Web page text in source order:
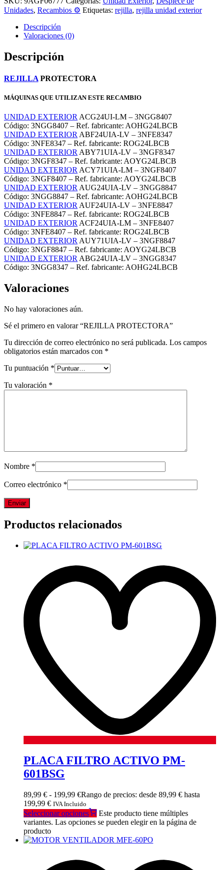
Unidades, Recambios ⚙️ Etiquetas: rejilla, rejilla unidad exterior
Descripción
Valoraciones (0)
Descripción
REJILLA PROTECTORA
MÁQUINAS QUE UTILIZAN ESTE RECAMBIO
UNIDAD EXTERIOR ACG24UI-LM – 3NGG8407
Código: 3NGG8407 – Ref. fabricante: AOHG24LBCB
UNIDAD EXTERIOR ABF24UIA-LV – 3NFE8347
Código: 3NFE8347 – Ref. fabricante: ROG24LBCB
UNIDAD EXTERIOR ABY71UIA-LV – 3NGF8347
Código: 3NGF8347 – Ref. fabricante: AOYG24LBCB
UNIDAD EXTERIOR ACY71UIA-LM – 3NGF8407
Código: 3NGF8407 – Ref. fabricante: AOYG24LBCB
UNIDAD EXTERIOR AUG24UIA-LV – 3NGG8847
Código: 3NGG8847 – Ref. fabricante: AOHG24LBCB
UNIDAD EXTERIOR AUF24UIA-LV – 3NFE8847
Código: 3NFE8847 – Ref. fabricante: ROG24LBCB
UNIDAD EXTERIOR ACF24UIA-LM – 3NFE8407
Código: 3NFE8407 – Ref. fabricante: ROG24LBCB
UNIDAD EXTERIOR AUY71UIA-LV – 3NGF8847
Código: 3NGF8847 – Ref. fabricante: AOYG24LBCB
UNIDAD EXTERIOR ABG24UIA-LV – 3NGG8347
Código: 3NGG8347 – Ref. fabricante: AOHG24LBCB
Valoraciones
No hay valoraciones aún.
Sé el primero en valorar “REJILLA PROTECTORA”
Tu dirección de correo electrónico no será publicada. Los campos
obligatorios están marcados con *
Tu puntuación *
Tu valoración *
Nombre *
Correo electrónico *
Productos relacionados
PLACA FILTRO ACTIVO PM-
601BSG
89,99 € - 199,99 €Rango de precios: desde 89,99 € hasta
199,99 € IVA Incluido
Seleccionar opciones
Este producto tiene múltiples
variantes. Las opciones se pueden elegir en la página de
producto